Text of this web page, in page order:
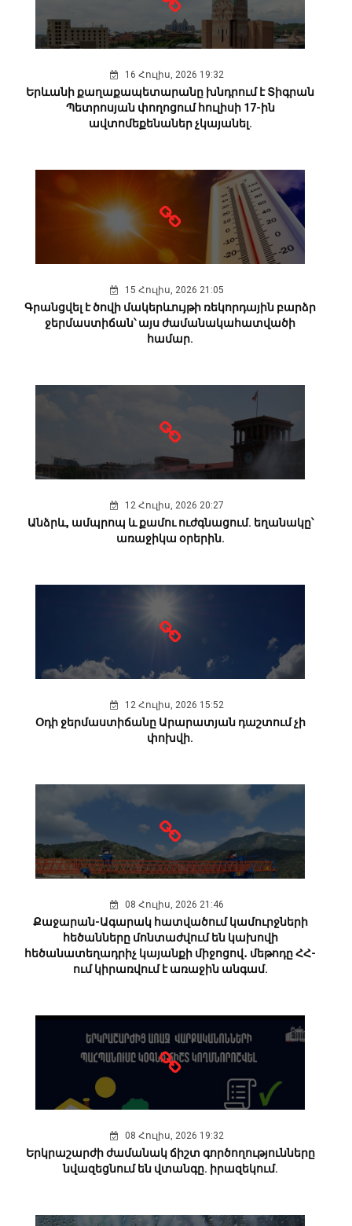
16 Հուլիս, 2026 19:32
Երևանի քաղաքապետարանը խնդրում է Տիգրան
Պետրոսյան փողոցում հուլիսի 17-ին
ավտոմեքենաներ չկայանել.
15 Հուլիս, 2026 21:05
Գրանցվել է ծովի մակերևույթի ռեկորդային բարձր
ջերմաստիճան՝ այս ժամանակահատվածի
համար.
12 Հուլիս, 2026 20:27
Անձրև, ամպրոպ և քամու ուժգնացում. եղանակը՝
առաջիկա օրերին.
12 Հուլիս, 2026 15:52
Օդի ջերմաստիճանը Արարատյան դաշտում չի
փոխվի.
08 Հուլիս, 2026 21:46
Քաջարան-Ագարակ հատվածում կամուրջների
հեծանները մոնտաժվում են կախովի
հեծանատեղադրիչ կայանքի միջոցով․ մեթոդը ՀՀ-
ում կիրառվում է առաջին անգամ.
08 Հուլիս, 2026 19:32
Երկրաշարժի ժամանակ ճիշտ գործողությունները
նվազեցնում են վտանգը. իրազեկում.